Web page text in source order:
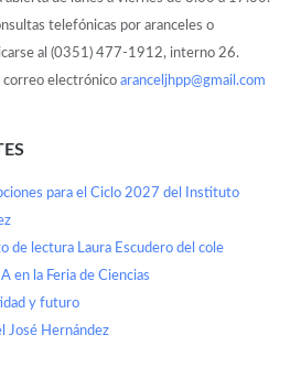
telefónicas por aranceles o
al (0351) 477-1912, interno 26.
correo electrónico aranceljhpp@gmail.com
para el Ciclo 2027 del Instituto
de lectura Laura Escudero del cole
en la Feria de Ciencias
y futuro
José Hernández